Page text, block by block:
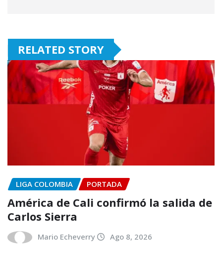
RELATED STORY
LIGA COLOMBIA PORTADA
América de Cali confirmó la salida de
Carlos Sierra
Mario Echeverry Ago 8, 2026